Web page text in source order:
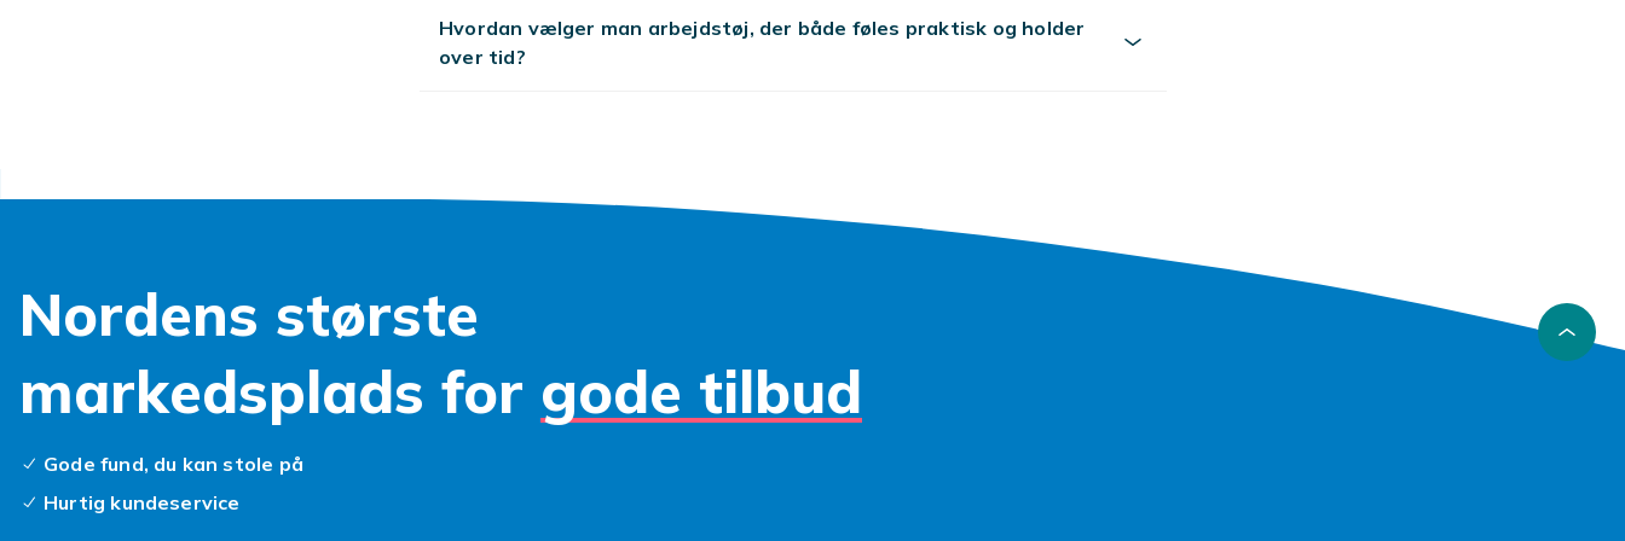
kvinder ikke bør være involveret i byggeri, og derfor er det godt, at der findes
arbejdstøj til kvinder såvel som til mænd. Så anskaf dig et par pæne, slidstærke
Hvordan vælger man arbejdstøj, der både føles praktisk og holder
over tid?
Nordens største
markedsplads for gode tilbud
Gode fund, du kan stole på
Hurtig kundeservice